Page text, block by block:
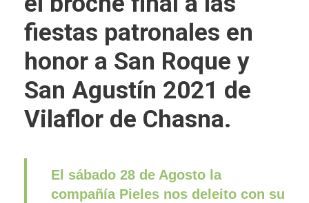
fiestas patronales en
honor a San Roque y
San Agustín 2021 de
Vilaflor de Chasna.
El sábado 28 de Agosto la
compañía Pieles nos deleito con su